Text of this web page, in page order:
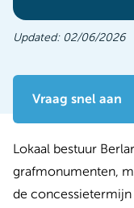
Updated: 02/06/2026
Vraag snel aan
Lokaal bestuur
grafmonumenten,
de concessietermijn